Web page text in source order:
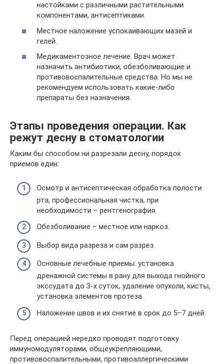
настойками с различными растительными
компонентами, антисептиками.
Местное наложение успокаивающих мазей и
гелей.
Медикаментозное лечение. Врач может
назначить антибиотики, обезболивающие и
противовоспалительные средства. Но мы не
рекомендуем использовать какие-либо
препараты без назначения.
Этапы проведения операции. Как
режут десну в стоматологии
Каким бы способом ни разрезали десну, порядок
приемов един:
Осмотр и антисептическая обработка полости
рта, профессиональная чистка, при
необходимости – рентгенография.
Обезболивание – местное или наркоз.
Выбор вида разреза и сам разрез.
Основные лечебные приемы: установка
дренажной системы в рану для выхода гнойного
экссудата до 3-х суток, удаление опухоли, кисты,
установка элементов протеза.
Наложение швов и их снятие в срок до 5–7 дней.
Перед операцией нередко проводят подготовку
иммуномодуляторами, общеукрепляющими,
противовоспалительными, противоаллергическими